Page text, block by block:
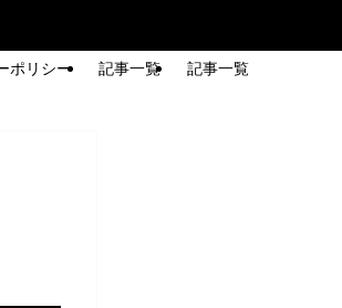
ポリシー 記事一覧 記事一覧